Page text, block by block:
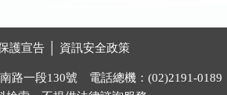
護宣告 資訊安全政策
路一段130號 電話總機：(02)2191-0189